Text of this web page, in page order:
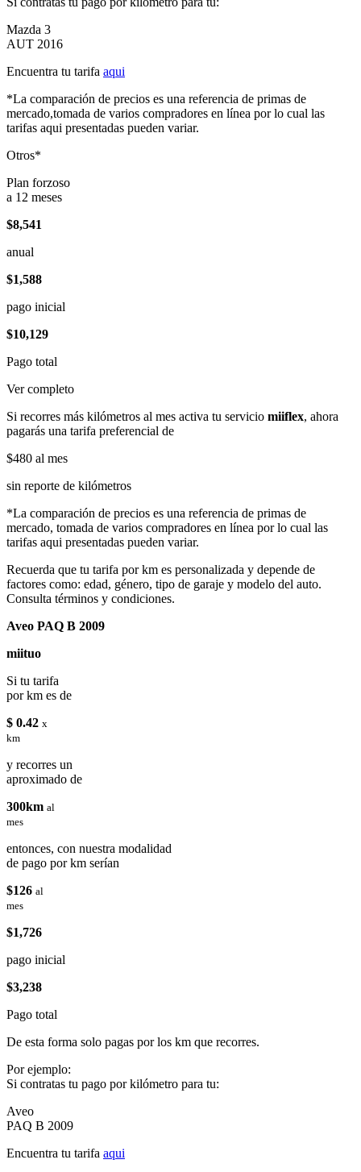
Mazda 3
AUT 2016
Encuentra tu tarifa aqui
*La comparación de precios es una referencia de primas de
mercado,tomada de varios compradores en línea por lo cual las
tarifas aqui presentadas pueden variar.
Otros*
Plan forzoso
a 12 meses
$8,541
anual
$1,588
pago inicial
$10,129
Pago total
Ver completo
Si recorres más kilómetros al mes activa tu servicio miiflex, ahora
pagarás una tarifa preferencial de
$480 al mes
sin reporte de kilómetros
*La comparación de precios es una referencia de primas de
mercado, tomada de varios compradores en línea por lo cual las
tarifas aqui presentadas pueden variar.
Recuerda que tu tarifa por km es personalizada y depende de
factores como: edad, género, tipo de garaje y modelo del auto.
Consulta términos y condiciones.
Aveo PAQ B 2009
miituo
Si tu tarifa
por km es de
$ 0.42 x
km
y recorres un
aproximado de
300km al
mes
entonces, con nuestra modalidad
de pago por km serían
$126 al
mes
$1,726
pago inicial
$3,238
Pago total
De esta forma solo pagas por los km que recorres.
Por ejemplo:
Si contratas tu pago por kilómetro para tu:
Aveo
PAQ B 2009
Encuentra tu tarifa aqui